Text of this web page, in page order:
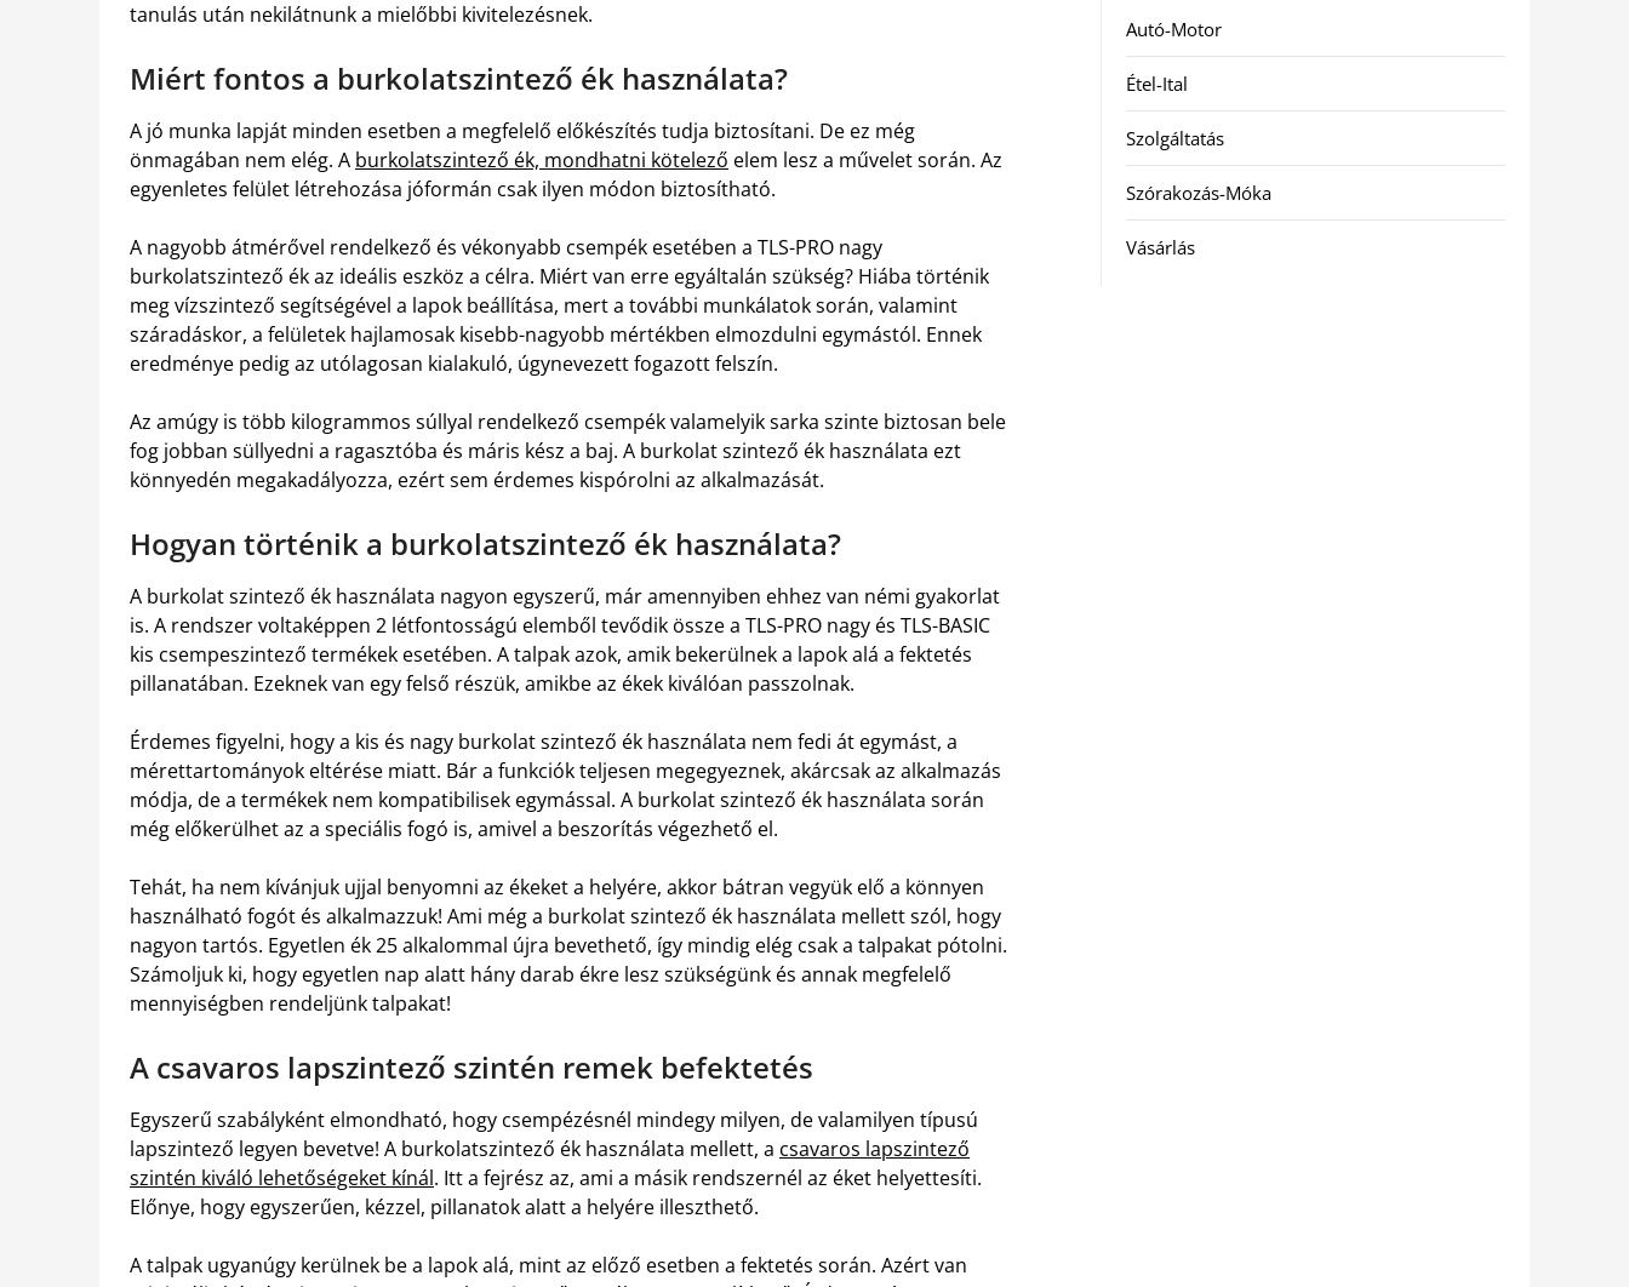
tanulás után nekilátnunk a mielőbbi kivitelezésnek.
Miért fontos a burkolatszintező ék használata?
A jó munka lapját minden esetben a megfelelő előkészítés tudja biztosítani. De ez még
önmagában nem elég. A burkolatszintező ék, mondhatni kötelező elem lesz a művelet során. Az
egyenletes felület létrehozása jóformán csak ilyen módon biztosítható.
A nagyobb átmérővel rendelkező és vékonyabb csempék esetében a TLS-PRO nagy
burkolatszintező ék az ideális eszköz a célra. Miért van erre egyáltalán szükség? Hiába történik
meg vízszintező segítségével a lapok beállítása, mert a további munkálatok során, valamint
száradáskor, a felületek hajlamosak kisebb-nagyobb mértékben elmozdulni egymástól. Ennek
eredménye pedig az utólagosan kialakuló, úgynevezett fogazott felszín.
Az amúgy is több kilogrammos súllyal rendelkező csempék valamelyik sarka szinte biztosan bele
fog jobban süllyedni a ragasztóba és máris kész a baj. A burkolat szintező ék használata ezt
könnyedén megakadályozza, ezért sem érdemes kispórolni az alkalmazását.
Hogyan történik a burkolatszintező ék használata?
A burkolat szintező ék használata nagyon egyszerű, már amennyiben ehhez van némi gyakorlat
is. A rendszer voltaképpen 2 létfontosságú elemből tevődik össze a TLS-PRO nagy és TLS-BASIC
kis csempeszintező termékek esetében. A talpak azok, amik bekerülnek a lapok alá a fektetés
pillanatában. Ezeknek van egy felső részük, amikbe az ékek kiválóan passzolnak.
Érdemes figyelni, hogy a kis és nagy burkolat szintező ék használata nem fedi át egymást, a
mérettartományok eltérése miatt. Bár a funkciók teljesen megegyeznek, akárcsak az alkalmazás
módja, de a termékek nem kompatibilisek egymással. A burkolat szintező ék használata során
még előkerülhet az a speciális fogó is, amivel a beszorítás végezhető el.
Tehát, ha nem kívánjuk ujjal benyomni az ékeket a helyére, akkor bátran vegyük elő a könnyen
használható fogót és alkalmazzuk! Ami még a burkolat szintező ék használata mellett szól, hogy
nagyon tartós. Egyetlen ék 25 alkalommal újra bevethető, így mindig elég csak a talpakat pótolni.
Számoljuk ki, hogy egyetlen nap alatt hány darab ékre lesz szükségünk és annak megfelelő
mennyiségben rendeljünk talpakat!
A csavaros lapszintező szintén remek befektetés
Egyszerű szabályként elmondható, hogy csempézésnél mindegy milyen, de valamilyen típusú
lapszintező legyen bevetve! A burkolatszintező ék használata mellett, a csavaros lapszintező
szintén kiváló lehetőségeket kínál. Itt a fejrész az, ami a másik rendszernél az éket helyettesíti.
Előnye, hogy egyszerűen, kézzel, pillanatok alatt a helyére illeszthető.
A talpak ugyanúgy kerülnek be a lapok alá, mint az előző esetben a fektetés során. Azért van
Autó-Motor
Étel-Ital
Szolgáltatás
Szórakozás-Móka
Vásárlás